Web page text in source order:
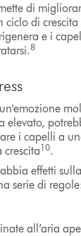
di
di crescita
e i
8
elevato,
i capelli a
crescita10.
effetti
serie di
all’aria